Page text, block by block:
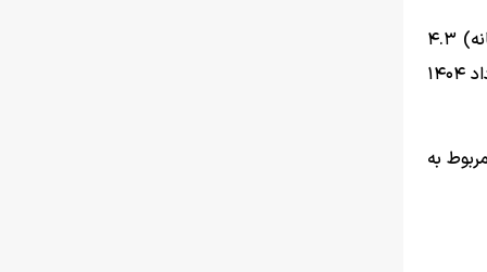
بررسی‌ها نشان می‌دهد در این ماه درصـد تغییرات شـاخص قیمت تولیدکننده بخش­‌های خـدمات نسبت به مـاه قبـل (تورم ماهـانه) ۴.۳
درصـد بوده است. به عبارتی، میانگین قیمت دریافتی توسط ارائه‌دهندگان خدمات به ازای تولید خدماتشان در داخل کشور، در خرداد ۱۴۰۴
حرفه‌ای، علمی و فنی و کم­ترین تورم ماهانه با ۰.۱ درصد مربوط به